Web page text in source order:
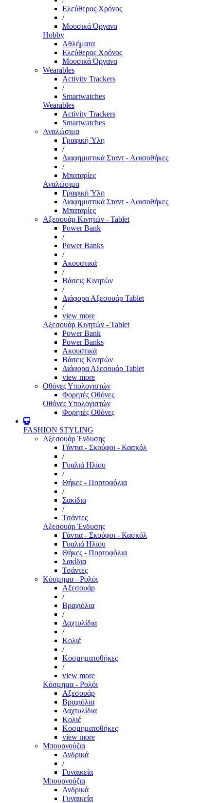
Ελεύθερος Χρόνος
/
Μουσικά Όργανα
Hobby
Αθλήματα
Ελεύθερος Χρόνος
Μουσικά Όργανα
Wearables
Activity Trackers
/
Smartwatches
Wearables
Activity Trackers
Smartwatches
Αναλώσιμα
Γραφική Ύλη
/
Διαφημιστικά Σταντ - Αφισοθήκες
/
Μπαταρίες
Αναλώσιμα
Γραφική Ύλη
Διαφημιστικά Σταντ - Αφισοθήκες
Μπαταρίες
Αξεσουάρ Κινητών - Tablet
Power Bank
/
Power Banks
/
Ακουστικά
/
Βάσεις Κινητών
/
Διάφορα Αξεσουάρ Tablet
/
view more
Αξεσουάρ Κινητών - Tablet
Power Bank
Power Banks
Ακουστικά
Βάσεις Κινητών
Διάφορα Αξεσουάρ Tablet
view more
Οθόνες Υπολογιστών
Φορητές Οθόνες
Οθόνες Υπολογιστών
Φορητές Οθόνες
FASHION STYLING
Αξεσουάρ Ένδυσης
Γάντια - Σκούφοι - Κασκόλ
/
Γυαλιά Ηλίου
/
Θήκες - Πορτοφόλια
/
Σακίδια
/
Τσάντες
Αξεσουάρ Ένδυσης
Γάντια - Σκούφοι - Κασκόλ
Γυαλιά Ηλίου
Θήκες - Πορτοφόλια
Σακίδια
Τσάντες
Κόσμημα - Ρολόι
Αξεσουάρ
/
Βραχιόλια
/
Δαχτυλίδια
/
Κολιέ
/
Κοσμηματοθήκες
/
view more
Κόσμημα - Ρολόι
Αξεσουάρ
Βραχιόλια
Δαχτυλίδια
Κολιέ
Κοσμηματοθήκες
view more
Μπουρνούζια
Ανδρικά
/
Γυναικεία
Μπουρνούζια
Ανδρικά
Γυναικεία